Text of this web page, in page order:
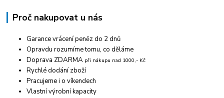
Proč nakupovat u nás
Garance vrácení peněz do 2 dnů
Opravdu rozumíme tomu, co děláme
Doprava ZDARMA při nákupu nad 1000,- Kč
Rychlé dodání zboží
Pracujeme i o víkendech
Vlastní výrobní kapacity